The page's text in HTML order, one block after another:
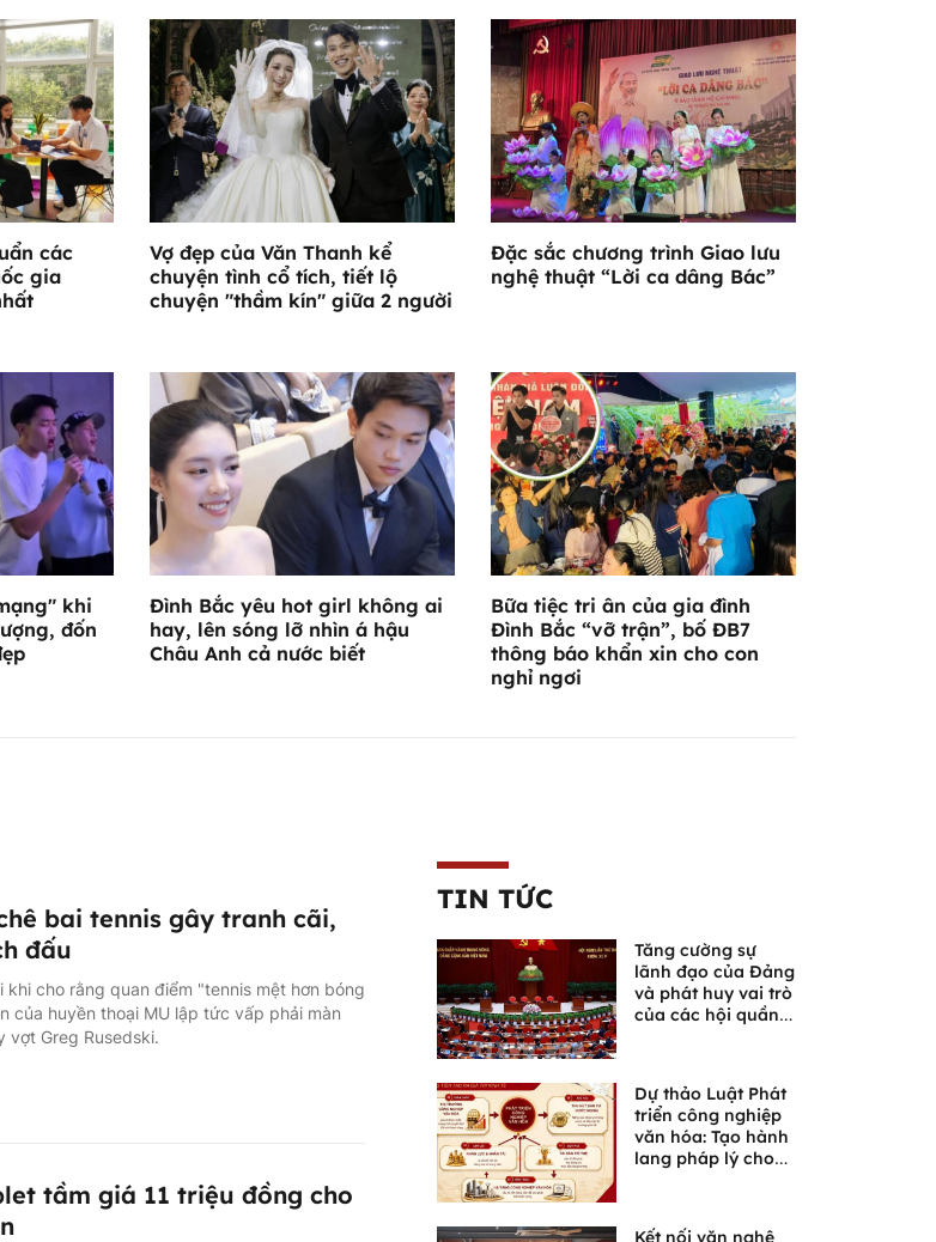
các
gia
Vợ đẹp của Văn Thanh kể
chuyện tình cổ tích, tiết lộ
chuyện "thầm kín" giữa 2 người
Đặc sắc chương trình Giao lưu
nghệ thuật “Lời ca dâng Bác”
khi
đốn
Đình Bắc yêu hot girl không ai
hay, lên sóng lỡ nhìn á hậu
Châu Anh cả nước biết
Bữa tiệc tri ân của gia đình
Đình Bắc “vỡ trận”, bố ĐB7
thông báo khẩn xin cho con
nghỉ ngơi
bai tennis gây tranh cãi,
đấu
khi cho rằng quan điểm "tennis mệt hơn bóng
của huyền thoại MU lập tức vấp phải màn
Greg Rusedski.
tầm giá 11 triệu đồng cho
TIN TỨC
Tăng cường sự
lãnh đạo của Đảng
và phát huy vai trò
của các hội quần
Dự thảo Luật Phát
triển công nghiệp
văn hóa: Tạo hành
lang pháp lý cho
Kết nối văn nghệ